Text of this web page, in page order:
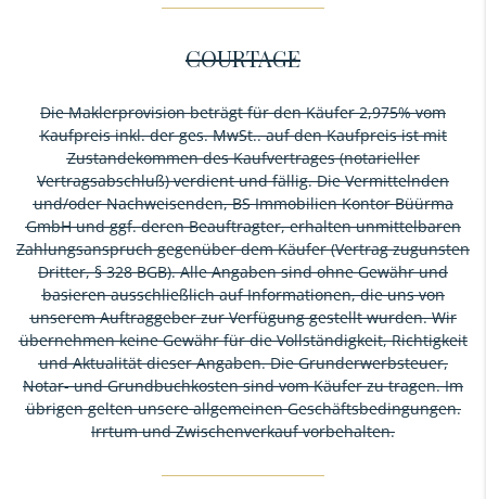
COURTAGE
Die Maklerprovision beträgt für den Käufer 2,975% vom
Kaufpreis inkl. der ges. MwSt.. auf den Kaufpreis ist mit
Zustandekommen des Kaufvertrages (notarieller
Vertragsabschluß) verdient und fällig. Die Vermittelnden
und/oder Nachweisenden, BS Immobilien Kontor Büürma
GmbH und ggf. deren Beauftragter, erhalten unmittelbaren
Zahlungsanspruch gegenüber dem Käufer (Vertrag zugunsten
Dritter, § 328 BGB). Alle Angaben sind ohne Gewähr und
basieren ausschließlich auf Informationen, die uns von
unserem Auftraggeber zur Verfügung gestellt wurden. Wir
übernehmen keine Gewähr für die Vollständigkeit, Richtigkeit
und Aktualität dieser Angaben. Die Grunderwerbsteuer,
Notar- und Grundbuchkosten sind vom Käufer zu tragen. Im
übrigen gelten unsere allgemeinen Geschäftsbedingungen.
Irrtum und Zwischenverkauf vorbehalten.